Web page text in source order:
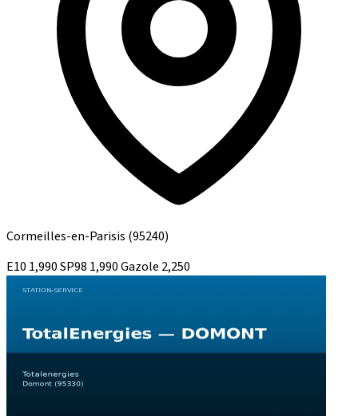
Cormeilles-en-Parisis (95240)
E10 1,990SP98 1,990Gazole 2,250